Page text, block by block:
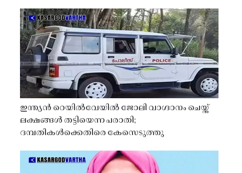
ഇന്ത്യൻ റെയിൽവേയിൽ ജോലി വാഗ്ദാനം ചെയ്ത്
ലക്ഷങ്ങൾ തട്ടിയെന്ന പരാതി;
ദമ്പതികൾക്കെതിരെ കേസെടുത്തു